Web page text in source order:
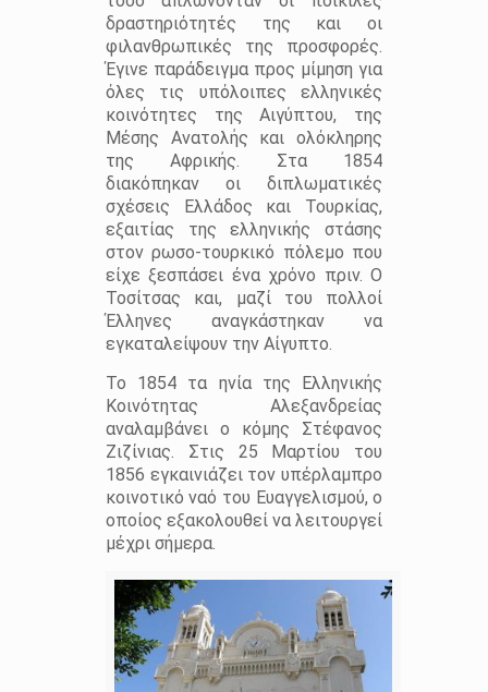
δραστηριότητές της και οι
φιλανθρωπικές της προσφορές.
Έγινε παράδειγμα προς μίμηση για
όλες τις υπόλοιπες ελληνικές
κοινότητες της Αιγύπτου, της
Μέσης Ανατολής και ολόκληρης
της Αφρικής. Στα 1854
διακόπηκαν οι διπλωματικές
σχέσεις Ελλάδος και Τουρκίας,
εξαιτίας της ελληνικής στάσης
στον ρωσο-τουρκικό πόλεμο που
είχε ξεσπάσει ένα χρόνο πριν. Ο
Τοσίτσας και, μαζί του πολλοί
Έλληνες αναγκάστηκαν να
εγκαταλείψουν την Αίγυπτο.
Το 1854 τα ηνία της Ελληνικής
Κοινότητας Αλεξανδρείας
αναλαμβάνει ο κόμης Στέφανος
Ζιζίνιας. Στις 25 Μαρτίου του
1856 εγκαινιάζει τον υπέρλαμπρο
κοινοτικό ναό του Ευαγγελισμού, ο
οποίος εξακολουθεί να λειτουργεί
μέχρι σήμερα.